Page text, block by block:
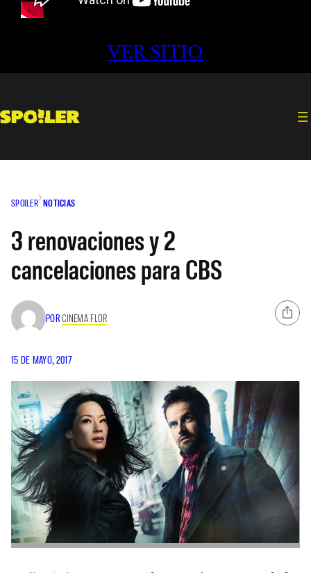
VER SITIO
SPOILER NOTICIAS
3 renovaciones y 2
cancelaciones para CBS
PORCINEMA FLOR
15 DE MAYO, 2017